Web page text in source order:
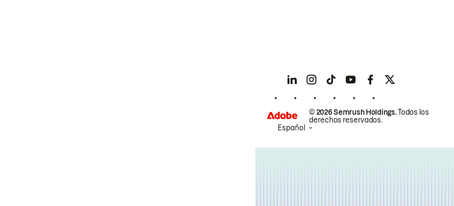
© 2026 Semrush Holdings.Todos los
derechos reservados.
Español